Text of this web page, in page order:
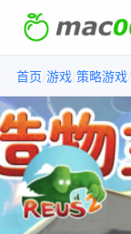
首页 游戏/ 策略游戏/